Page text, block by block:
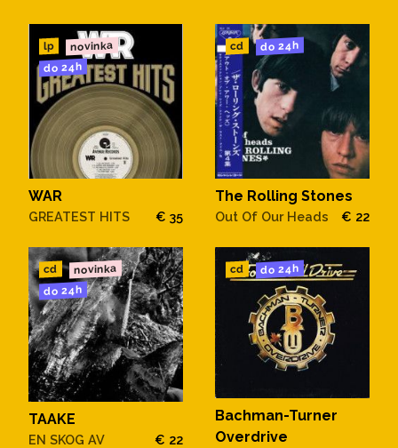
lp novinka
do 24h
WAR
GREATEST HITS € 35
cd do 24h
The Rolling Stones
Out Of Our Heads € 22
cd novinka
do 24h
TAAKE
EN SKOG AV
€ 22
cd do 24h
Bachman-Turner
Overdrive